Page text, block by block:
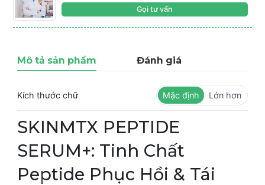
Gọi tư vấn
Mô tả sản phẩm Đánh giá
Kích thước chữ Mặc định Lớn hơn
SKINMTX PEPTIDE
SERUM+: Tinh Chất
Peptide Phục Hồi & Tái